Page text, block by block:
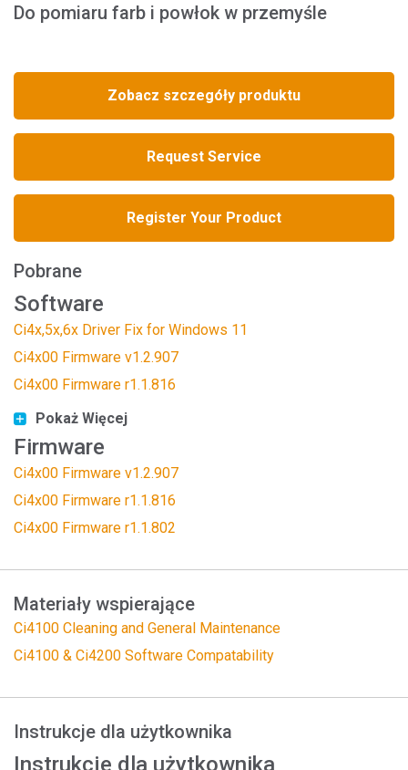
Do pomiaru farb i powłok w przemyśle
Zobacz szczegóły produktu
Request Service
Register Your Product
Pobrane
Software
Ci4x,5x,6x Driver Fix for Windows 11
Ci4x00 Firmware v1.2.907
Ci4x00 Firmware r1.1.816
Pokaż Więcej
Firmware
Ci4x00 Firmware v1.2.907
Ci4x00 Firmware r1.1.816
Ci4x00 Firmware r1.1.802
Materiały wspierające
Ci4100 Cleaning and General Maintenance
Ci4100 & Ci4200 Software Compatability
Instrukcje dla użytkownika
Instrukcje dla użytkownika